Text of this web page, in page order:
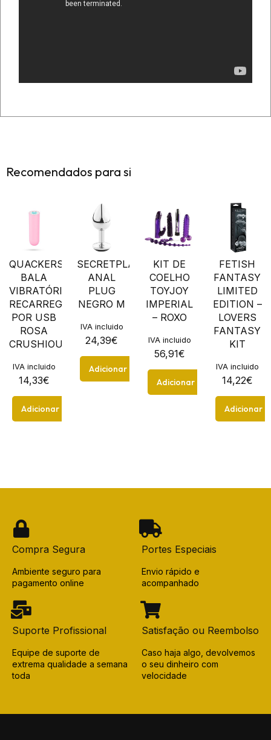
Recomendados para si
QUACKERS
BALA
VIBRATÓRIA
RECARREGÁVEL
POR USB
ROSA
CRUSHIOUS
14,33€
IVA incluido
Adicionar
SECRETPLAY
ANAL
PLUG
NEGRO M
24,39€
IVA incluido
Adicionar
KIT DE
COELHO
TOYJOY
IMPERIAL
– ROXO
56,91€
IVA incluido
Adicionar
FETISH
FANTASY
LIMITED
EDITION –
LOVERS
FANTASY
KIT
14,22€
IVA incluido
Adicionar
Compra Segura
Ambiente seguro para
pagamento online
Portes Especiais
Envio rápido e
acompanhado
Suporte Profissional
Equipe de suporte de
extrema qualidade a semana
toda
Satisfação ou Reembolso
Caso haja algo, devolvemos
o seu dinheiro com
velocidade